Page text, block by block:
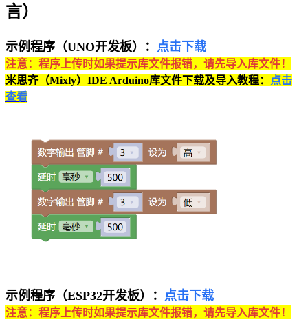
言）
示例程序（UNO开发板）： 点击下载
注意：程序上传时如果提示库文件报错，请先导入库文件！
米思齐（Mixly）IDE Arduino库文件下载及导入教程：
点击
查看
示例程序（ESP32开发板）： 点击下载
注意：程序上传时如果提示库文件报错，请先导入库文件！